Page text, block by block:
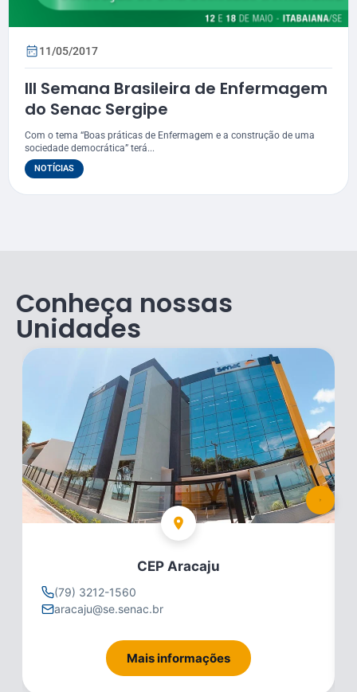
11/05/2017
III Semana Brasileira de Enfermagem
do Senac Sergipe
Com o tema “Boas práticas de Enfermagem e a construção de uma
sociedade democrática” terá...
NOTÍCIAS
Conheça nossas
Unidades
CEP Aracaju
(79) 3212-1560
aracaju@se.senac.br
Mais informações